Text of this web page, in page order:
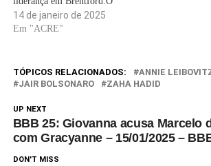
Nottingham Forest
demonstrou suas improváveis ​​
o Liverpool no empate em 1-
1respaldando a vitória sobre os
…
14 de janeiro de 2025
Em "ACRE"
TÓPICOS RELACIONADOS:
ANNIE
JAIR BOLSONARO
ZAHA HADID
UP NEXT
BBB 25: Giovanna acusa Marcelo
com Gracyanne – 15/01/2025 –
DON'T MISS